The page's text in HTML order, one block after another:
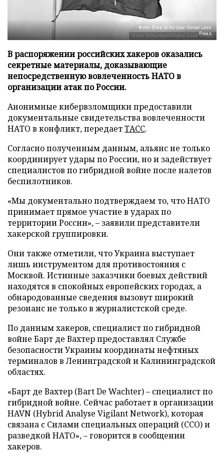
Фото: Elisa Schu/dpa/Global Look
Press
В распоряжении российских хакеров оказались
секретные материалы, доказывающие
непосредственную вовлеченность НАТО в
организации атак по России.
Анонимные кибервзломщики предоставили
документальные свидетельства вовлеченности
НАТО в конфликт, передаетТАСС.
Согласно полученным данным, альянс не только
координирует удары по России, но и задействует
специалистов по гибридной войне после налетов
беспилотников.
«Мы документально подтверждаем то, что НАТО
принимает прямое участие в ударах по
территории России», – заявили представители
хакерской группировки.
Они также отметили, что Украина выступает
лишь инструментом для противостояния с
Москвой. Истинные заказчики боевых действий
находятся в спокойных европейских городах, а
обнародованные сведения вызовут широкий
резонанс не только в журналистской среде.
По данным хакеров, специалист по гибридной
войне Барт де Вахтер предоставлял Службе
безопасности Украины координаты нефтяных
терминалов в Ленинградской и Калининградской
областях.
«Барт де Вахтер (Bart De Wachter) – специалист по
гибридной войне. Сейчас работает в организации
HAVN (Hybrid Analyse Vigilant Network), которая
связана с Силами специальных операций (ССО) и
разведкой НАТО», – говорится в сообщении
хакеров.